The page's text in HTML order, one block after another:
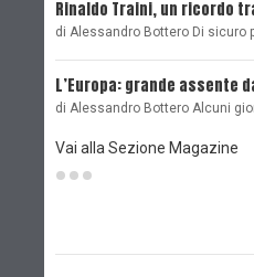
Rinaldo Traini, un ricordo
di Alessandro Bottero Di sicuro
L’Europa: grande assente
di Alessandro Bottero Alcuni
Vai alla Sezione Magazine